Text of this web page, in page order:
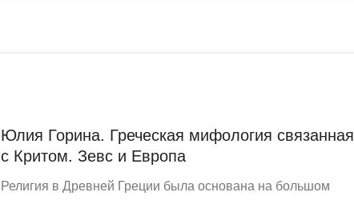
Юлия Горина. Греческая мифология связанная
с Критом. Зевс и Европа
Религия в Древней Греции была основана на большом